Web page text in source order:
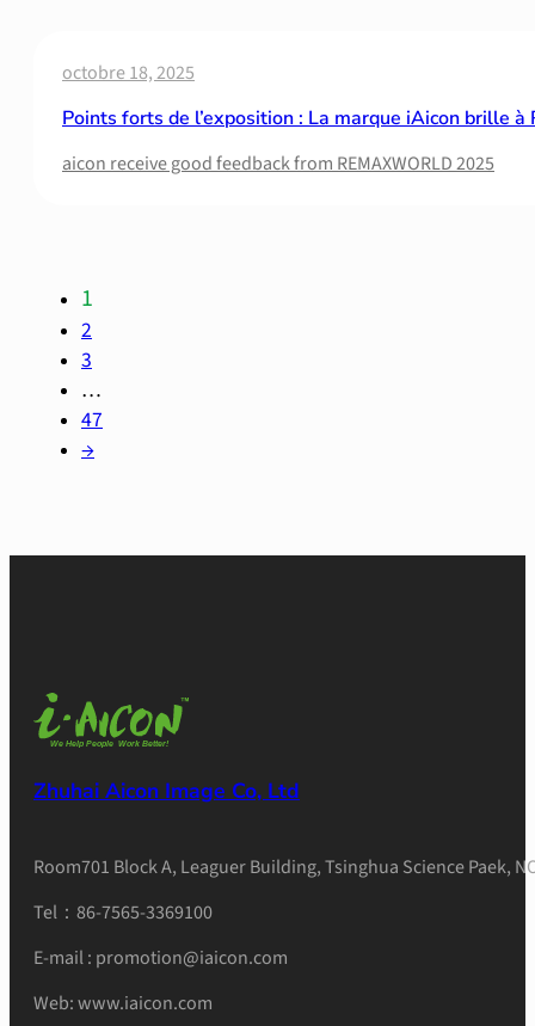
octobre 18, 2025
Points forts de l’exposition : La marque iAicon brille
aicon receive good feedback from REMAXWORLD 2025
1
2
3
…
47
→
Zhuhai Aicon Image Co, Ltd
Room701 Block A, Leaguer Building, Tsinghua Science Paek,
Tel：86-7565-3369100
E-mail : promotion@iaicon.com
Web: www.iaicon.com